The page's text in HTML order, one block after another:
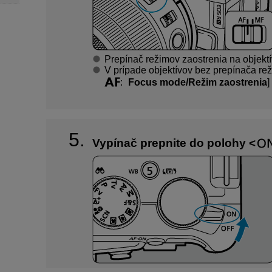
Prepínač režimov zaostrenia na
V prípade objektívov bez prepínača
:
Focus mode/Režim zaostrenia]
Vypínač prepnite do polohy